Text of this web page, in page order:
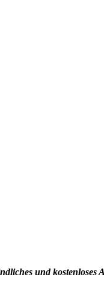
und kostenloses